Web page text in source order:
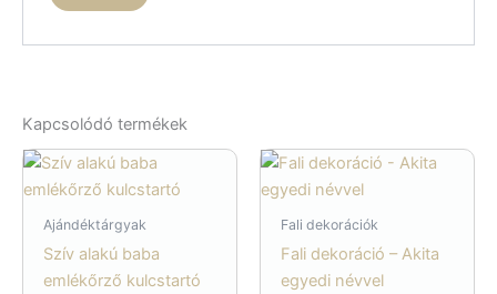
Kapcsolódó termékek
Ajándéktárgyak
Szív alakú baba
emlékőrző kulcstartó
Fali dekorációk
Fali dekoráció – Akita
egyedi névvel